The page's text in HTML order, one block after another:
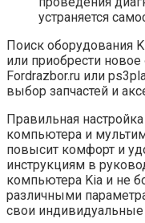
устраняется
Поиск оборудования
или приобрести новое
Fordrazbor.ru или
выбор запчастей и
Правильная
компьютера и
повысит комфорт и
инструкциям в
компьютера Kia и не
различными
свои индивидуальные